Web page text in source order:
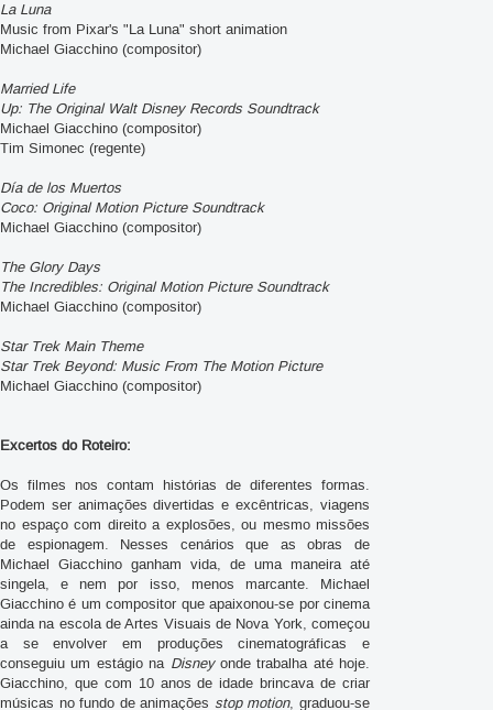
La Luna
Music from Pixar's "La Luna" short animation
Michael Giacchino (compositor)
Married Life
Up: The Original Walt Disney Records Soundtrack
Michael Giacchino (compositor)
Tim Simonec (regente)
Día de los Muertos
Coco: Original Motion Picture Soundtrack
Michael Giacchino (compositor)
The Glory Days
The Incredibles: Original Motion Picture Soundtrack
Michael Giacchino (compositor)
Star Trek Main Theme
Star Trek Beyond: Music From The Motion Picture
Michael Giacchino (compositor)
Excertos do Roteiro:
Os filmes nos contam histórias de diferentes formas.
Podem ser animações divertidas e excêntricas, viagens
no espaço com direito a explosões, ou mesmo missões
de espionagem. Nesses cenários que as obras de
Michael Giacchino ganham vida, de uma maneira até
singela, e nem por isso, menos marcante. Michael
Giacchino é um compositor que apaixonou-se por cinema
ainda na escola de Artes Visuais de Nova York, começou
a se envolver em produções cinematográficas e
conseguiu um estágio na Disneyonde trabalha até hoje.
Giacchino, que com 10 anos de idade brincava de criar
músicas no fundo de animações stop motion, graduou-se